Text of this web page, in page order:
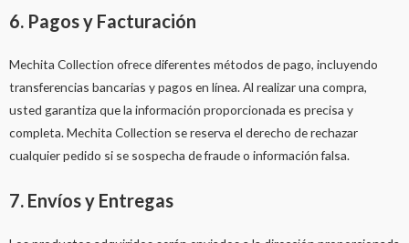
6. Pagos y Facturación
Mechita Collection ofrece diferentes métodos de pago, incluyendo
transferencias bancarias y pagos en línea. Al realizar una compra,
usted garantiza que la información proporcionada es precisa y
completa. Mechita Collection se reserva el derecho de rechazar
cualquier pedido si se sospecha de fraude o información falsa.
7. Envíos y Entregas